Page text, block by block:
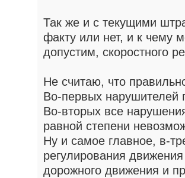
Так же и с текущими
факту или нет, и к чему
допустим, скоростного
Не считаю, что
Во-первых нарушителей
Во-вторых все
равной степени
Ну и самое главное, в-
регулирования
дорожного движения и